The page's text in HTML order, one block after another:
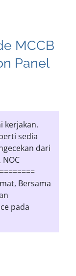
MCCB
Panel
kerjakan.
sedia
dari
Bersama
pada